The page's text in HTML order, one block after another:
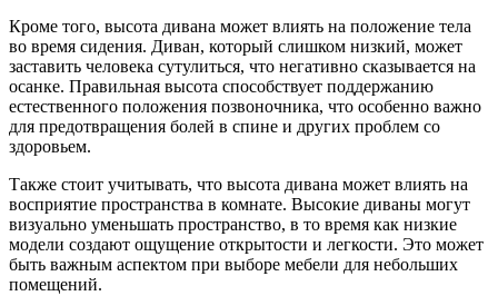
Кроме того, высота дивана может влиять на положение тела
во время сидения. Диван, который слишком низкий, может
заставить человека сутулиться, что негативно сказывается на
осанке. Правильная высота способствует поддержанию
естественного положения позвоночника, что особенно важно
для предотвращения болей в спине и других проблем со
здоровьем.
Также стоит учитывать, что высота дивана может влиять на
восприятие пространства в комнате. Высокие диваны могут
визуально уменьшать пространство, в то время как низкие
модели создают ощущение открытости и легкости. Это может
быть важным аспектом при выборе мебели для небольших
помещений.